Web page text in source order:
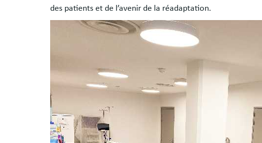
des patients et de l’avenir de la réadaptation.